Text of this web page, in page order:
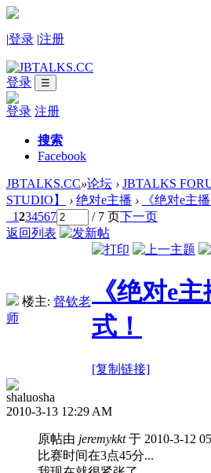
|登录 |注册
登录 ☰
登录 注册
搜索
Facebook
JBTALKS.CC»论坛 › JBTALKS
STUDIO】
› 绝对e主播 ›
《绝对e主
1234567 / 7 页下一页
返回列表
楼主: 督钦老
师
《绝对e
式！
[复制链接]
shaluosha
2010-3-13 12:29 AM
原帖由 jeremykkt于 2010-3-12
比赛时间在3点45分...